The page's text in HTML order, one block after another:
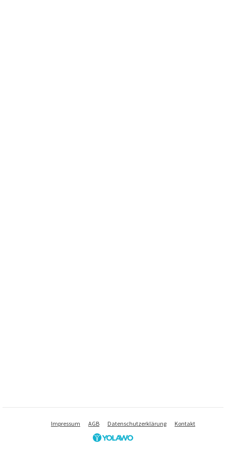
Impressum AGB Datenschutzerklärung Kontakt